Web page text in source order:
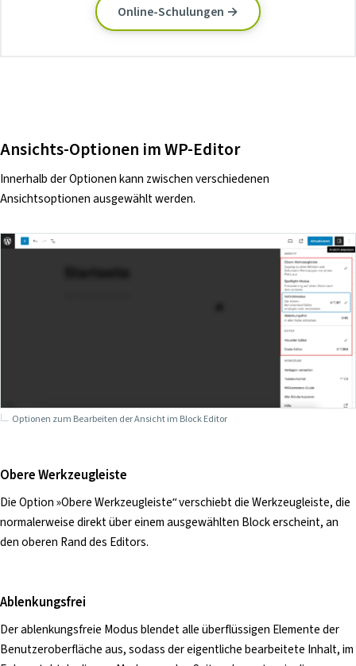
Online-Schulungen →
Ansichts-Optionen im WP-Editor
Innerhalb der Optionen kann zwischen verschiedenen
Ansichtsoptionen ausgewählt werden.
Optionen zum Bearbeiten der Ansicht im Block Editor
Obere Werkzeugleiste
Die Option »Obere Werkzeugleiste“ verschiebt die Werkzeugleiste, die
normalerweise direkt über einem ausgewählten Block erscheint, an
den oberen Rand des Editors.
Ablenkungsfrei
Der ablenkungsfreie Modus blendet alle überflüssigen Elemente der
Benutzeroberfläche aus, sodass der eigentliche bearbeitete Inhalt, im